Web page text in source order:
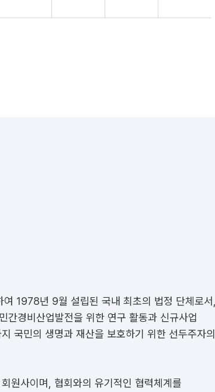
여 1978년 9월 설립된 국내 최초의 법정 단체로서,
간경비산업발전을 위한 연구 활동과 신규사업
국민의 생명과 재산을 보호하기 위한 선두주자의
원사이며, 협회와의 유기적인 협력체계를